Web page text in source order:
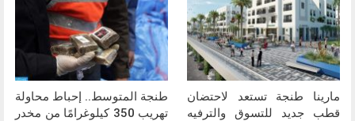
مارينا طنجة تستعد لاحتضان
قطب جديد للتسوق والترفيه
طنجة المتوسط.. إحباط محاولة
تهريب 350 كيلوغرامًا من مخدر